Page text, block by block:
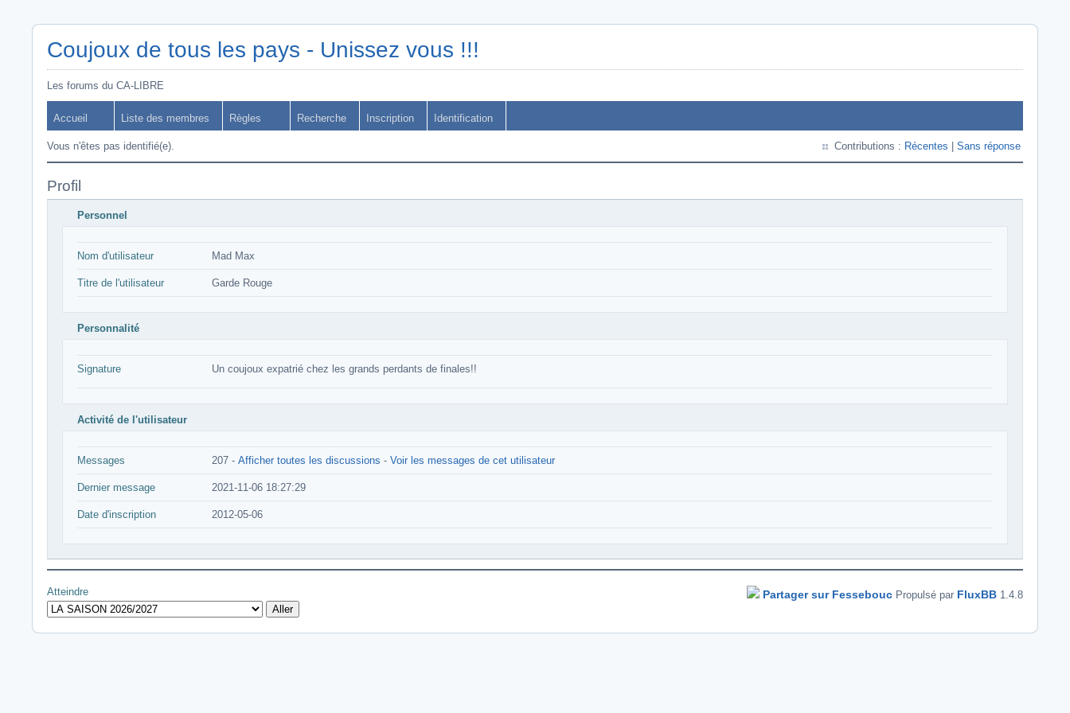
Coujoux de tous les pays - Unissez vous !!!
Les forums du CA-LIBRE
Accueil Liste des membres Règles Recherche Inscription Identification
Vous n'êtes pas identifié(e). Contributions : Récentes Sans réponse
Profil
Personnel
Nom d'utilisateur Mad Max
Titre de l'utilisateur Garde Rouge
Personnalité
Signature Un coujoux expatrié chez les grands perdants de finales!!
Activité de l'utilisateur
Messages 207 - Afficher toutes les discussions - Voir les messages de cet utilisateur
Dernier message 2021-11-06 18:27:29
Date d'inscription 2012-05-06
Atteindre Partager sur Fessebouc Propulsé par FluxBB 1.4.8